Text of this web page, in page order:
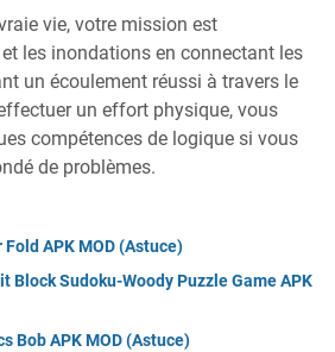
vie, votre mission est
les inondations en connectant les
un écoulement réussi à travers le
un effort physique, vous
compétences de logique si vous
de problèmes.
APK MOD (Astuce)
Block Sudoku-Woody Puzzle Game APK
Bob APK MOD (Astuce)